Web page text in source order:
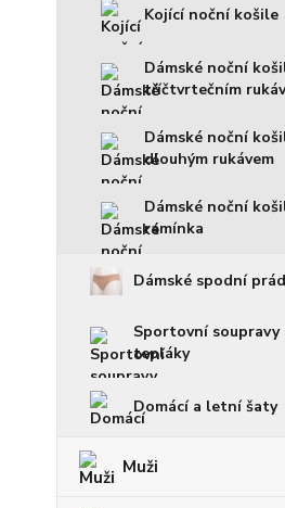
Kojící noční košile
Dámské noční
tříčtvrtečním
Dámské noční
dlouhým rukávem
Dámské noční
ramínka
Dámské spodní
Sportovní soupravy
tepláky
Domácí a letní šaty
Muži